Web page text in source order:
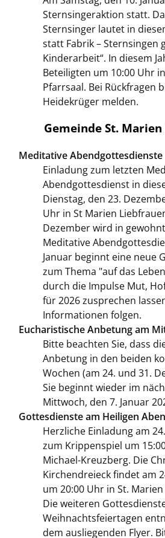
Sternsingeraktion statt.
Sternsinger lautet in
statt Fabrik – Sternsingen
Kinderarbeit“. In diesem
Beteiligten um 10:00 Uhr
Pfarrsaal. Bei Rückfragen
Heidekrüger melden.
Gemeinde St.
Meditative Abendgottesdienste
Einladung zum letzten
Abendgottesdienst in
Dienstag, den 23.
Uhr in St Marien
Dezember wird in
Meditative
Januar beginnt eine neue
zum Thema "auf das
durch die Impulse Mut,
für 2026 zusprechen
Informationen folgen.
Eucharistische Anbetung am
Bitte beachten Sie, dass
Anbetung in den beiden
Wochen (am 24. und 31.
Sie beginnt wieder im
Mittwoch, den 7. Januar
Gottesdienste am Heiligen
Herzliche Einladung am
zum Krippenspiel um
Michael-Kreuzberg. Die
Kirchendreieck findet am
um 20:00 Uhr in St.
Die weiteren
Weihnachtsfeiertagen
dem ausliegenden Flyer.